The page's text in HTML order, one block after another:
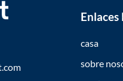
Enlaces
casa
sobre